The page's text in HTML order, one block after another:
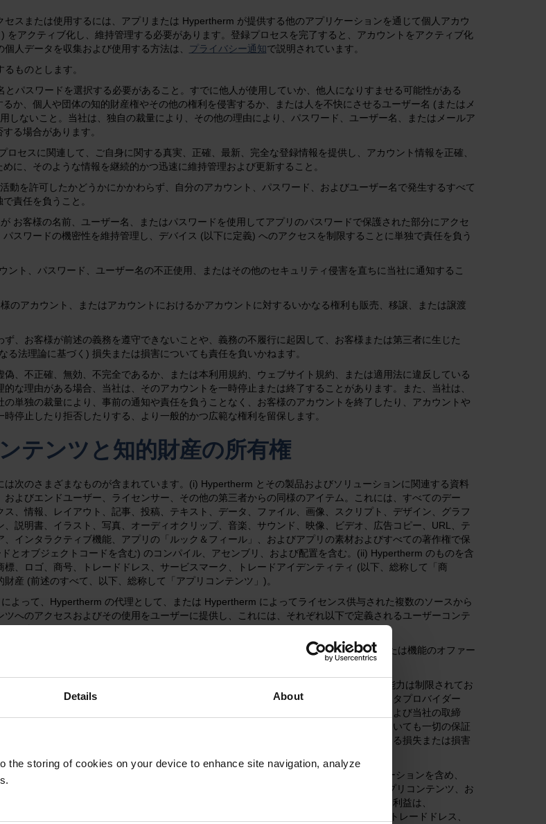
Details About
the storing of cookies on your device to enhance site navigation, analyze
セスまたは使用するには、アプリまたは Hypertherm が提供する他のアプリケーションを通じて個人アカウ
をアクティブ化し、維持管理する必要があります。登録プロセスを完了すると、アカウントをアクティブ化
人データを収集および使用する方法は、 プライバシー通知で説明されています。
ものとします。
とパスワードを選択する必要があること。すでに他人が使用していか、他人になりすませる可能性がある
るか、個人や団体の知的財産権やその他の権利を侵害するか、または人を不快にさせるユーザー名 (またはメ
しないこと。当社は、独自の裁量により、その他の理由により、パスワード、ユーザー名、またはメールア
る場合があります。
ロセスに関連して、ご自身に関する真実、正確、最新、完全な登録情報を提供し、アカウント情報を正確、
に、そのような情報を継続的かつ迅速に維持管理および更新すること。
動を許可したかどうかにかかわらず、自分のアカウント、パスワード、およびユーザー名で発生するすべて
責任を負うこと。
お客様の名前、ユーザー名、またはパスワードを使用してアプリのパスワードで保護された部分にアクセ
パスワードの機密性を維持管理し、デバイス (以下に定義) へのアクセスを制限することに単独で責任を負う
ント、パスワード、ユーザー名の不正使用、またはその他のセキュリティ侵害を直ちに当社に通知するこ
のアカウント、またはアカウントにおけるかアカウントに対するいかなる権利も販売、移譲、または譲渡
ず、お客様が前述の義務を遵守できないことや、義務の不履行に起因して、お客様または第三者に生じた
る法理論に基づく) 損失または損害についても責任を負いかねます。
偽、不正確、無効、不完全であるか、または本利用規約、ウェブサイト規約、または適用法に違反している
な理由がある場合、当社は、そのアカウントを一時停止または終了することがあります。また、当社は、
の単独の裁量により、事前の通知や責任を負うことなく、お客様のアカウントを終了したり、アカウントや
停止したり拒否したりする、より一般的かつ広範な権利を留保します。
テンツと知的財産の所有権
は次のさまざまなものが含まれています。(i) Hypertherm とその製品およびソリューションに関連する資料
およびエンドユーザー、ライセンサー、その他の第三者からの同様のアイテム。これには、すべてのデー
ス、情報、レイアウト、記事、投稿、テキスト、データ、ファイル、画像、スクリプト、デザイン、グラフ
、説明書、イラスト、写真、オーディオクリップ、音楽、サウンド、映像、ビデオ、広告コピー、URL、テ
、インタラクティブ機能、アプリの「ルック＆フィール」、およびアプリの素材およびすべての著作権で保
とオブジェクトコードを含む) のコンパイル、アセンブリ、および配置を含む。(ii) Hypertherm のものを含
標、ロゴ、商号、トレードドレス、サービスマーク、トレードアイデンティティ (以下、総称して「商
産 (前述のすべて、以下、総称して「アプリコンテンツ」)。
よって、Hypertherm の代理として、または Hypertherm によってライセンス供与された複数のソースから
ツへのアクセスおよびその使用をユーザーに提供し、これには、それぞれ以下で定義されるユーザーコンテ
リ内または HYPERTHERM によって提供されるものと同様の製品、ソリューション、または機能のオファー
る理由でも、お客様が再販、配布、またはコンパイルすることはできません。
よび収集プロセスにより、当社がアプリコンテンツを独自に検証および/または検証する能力は制限されてお
プリコンテンツはいつでも予告なく変更される可能性があります。当社および当社のデータプロバイダー
も、アプリコンテンツの包括性、完全性、正確性、または適切性を保証しません。当社および当社の取締
理店、アプリコンテンツプロバイダーは、明示的か黙示的かを問わず、いかなる事項についても一切の保証
ツへのアクセスまたはそれを使用した結果として直接的または間接的に生じる可能性のある損失または損害
在、および将来のバージョンを含む) は、アプリコンテンツおよび関連する製品とソリューションを含め、
ンサーおよびその他の特定の第三者によって所有または管理されています。アプリ、アプリコンテンツ、お
能または説明される当社の制作物およびソリューションに関するすべての権利、所有権、利益は、
イセンサーやその他の特定の第三者の財産であり、米国および国際的な著作権、商標、トレードドレス、